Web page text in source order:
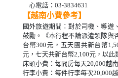
心電話：03-3834631
【越南小費參考】
國外旅遊期間：對於司機、導遊
鼓勵。《本行程不論派遣領隊與
台幣300元，五天團共新台幣
元，七天共新台幣2,100元，以此
床頭小費：每間房每天20,000越
行李小費：每件行李每次20,000